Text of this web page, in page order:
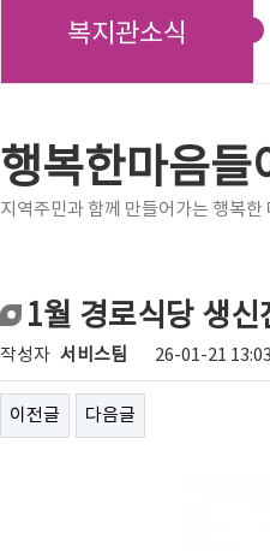
복지관소식
행복한마음들
지역주민과 함께 만들어가는 행복한
1월 경로식당 생신
작성자 서비스팀 26-01-21 13:03
이전글 다음글